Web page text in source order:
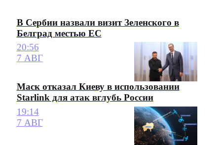
В Сербии назвали визит Зеленского в
Белград местью ЕС
20:56
7 АВГ
Маск отказал Киеву в использовании
Starlink для атак вглубь России
19:14
7 АВГ